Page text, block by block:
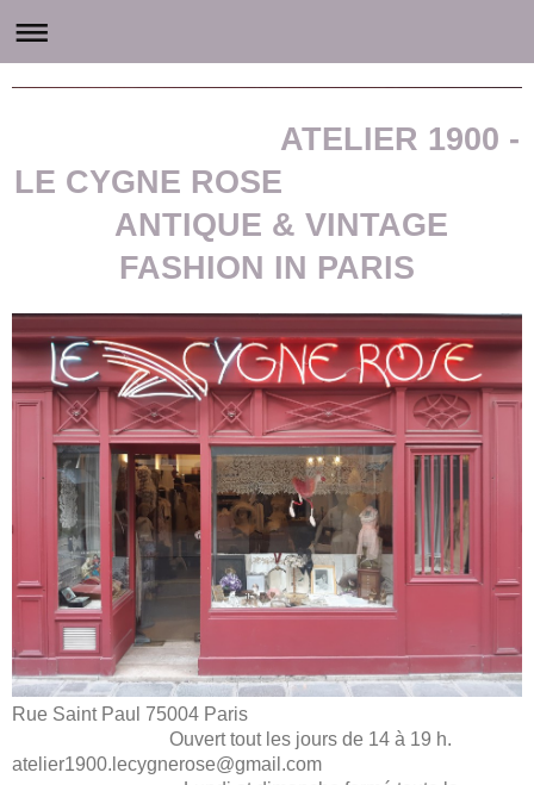
ATELIER 1900 -
LE CYGNE ROSE
ANTIQUE & VINTAGE
FASHION IN PARIS
Rue Saint Paul 75004 Paris
Ouvert tout les jours de 14 à 19 h.
atelier1900.lecygnerose@gmail.com